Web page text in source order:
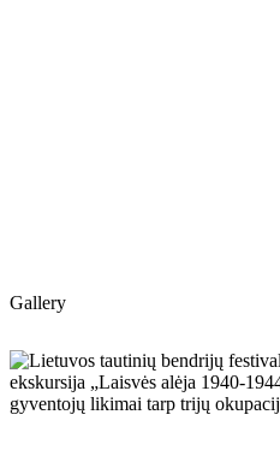
Gallery